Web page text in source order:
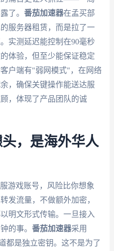
了。 番茄加速器在孟买部
服务器租赁，而是拉了一
实测延迟能控制在90毫秒
体验，但至少能保证稳定
户端有"弱网模式"，在网络
，确保关键操作能送达服
，体现了产品团队的诚
，是海外华人
游戏账号，风险比你想象
发流量，不做额外加密，
明文形式传输。一旦接入
的事。 番茄加速器采用
都是独立密钥。这不是为了